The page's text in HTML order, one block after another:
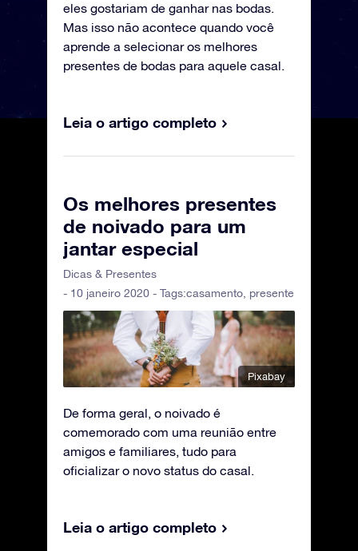
eles gostariam de ganhar nas bodas.
Mas isso não acontece quando você
aprende a selecionar os melhores
presentes de bodas para aquele casal.
Leia o artigo completo
Os melhores presentes
de noivado para um
jantar especial
Dicas & Presentes
- 10 janeiro 2020 - Tags:casamento, presente
Pixabay
De forma geral, o noivado é
comemorado com uma reunião entre
amigos e familiares, tudo para
oficializar o novo status do casal.
Leia o artigo completo